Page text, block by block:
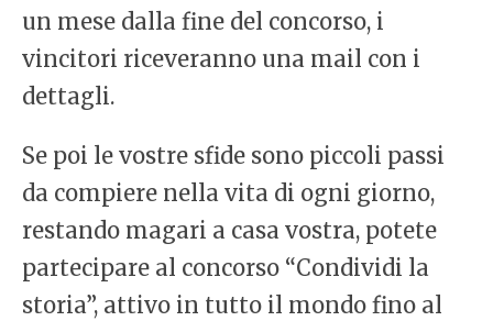
un mese dalla fine del concorso, i
vincitori riceveranno una mail con i
dettagli.
Se poi le vostre sfide sono piccoli passi
da compiere nella vita di ogni giorno,
restando magari a casa vostra, potete
partecipare al concorso “Condividi la
storia”, attivo in tutto il mondo fino al